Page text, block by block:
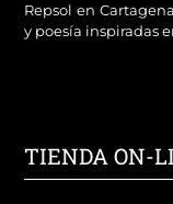
Repsol en
y poesía inspiradas
TIENDA ON-